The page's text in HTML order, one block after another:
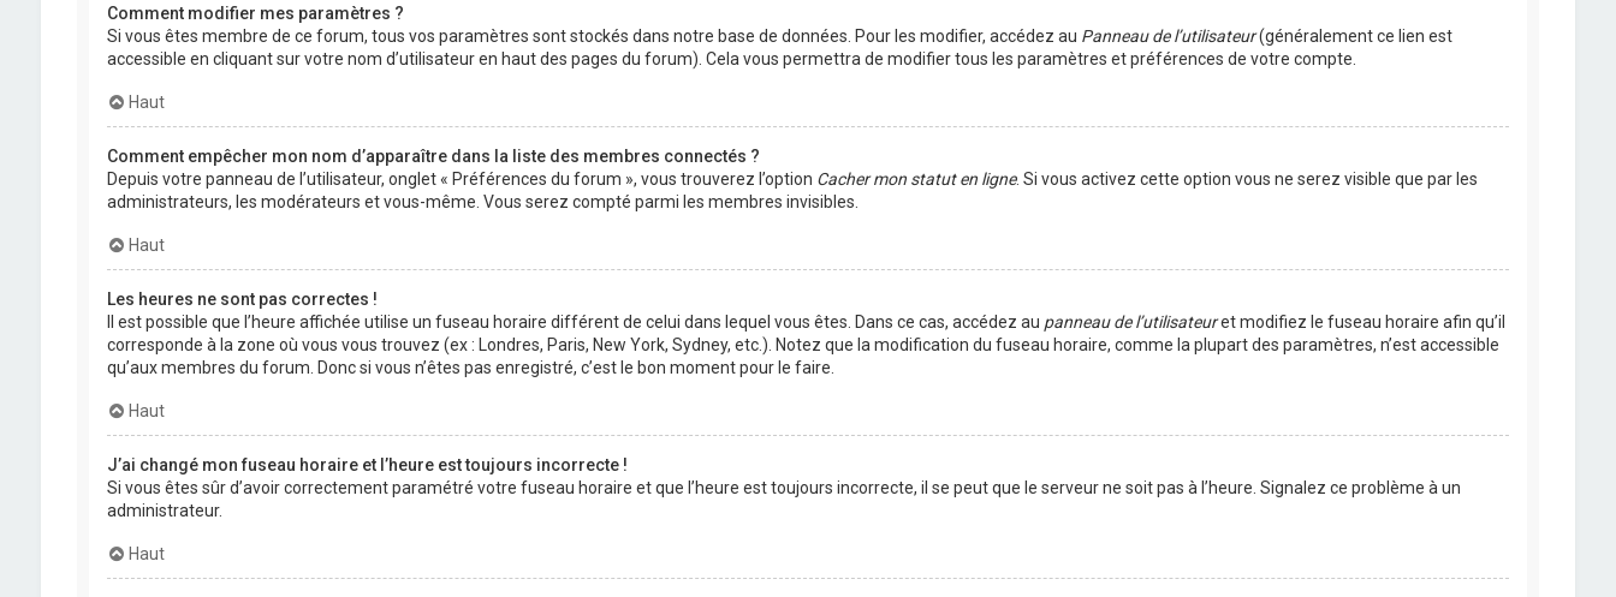
Comment modifier mes paramètres ?
Si vous êtes membre de ce forum, tous vos paramètres sont stockés dans notre base de données. Pour les modifier, accédez au Panneau de l’utilisateur(généralement ce lien est
accessible en cliquant sur votre nom d’utilisateur en haut des pages du forum). Cela vous permettra de modifier tous les paramètres et préférences de votre compte.
Haut
Comment empêcher mon nom d’apparaître dans la liste des membres connectés ?
Depuis votre panneau de l’utilisateur, onglet « Préférences du forum », vous trouverez l’option Cacher mon statut en ligne. Si vous activez cette option vous ne serez visible que par les
administrateurs, les modérateurs et vous-même. Vous serez compté parmi les membres invisibles.
Haut
Les heures ne sont pas correctes !
Il est possible que l’heure affichée utilise un fuseau horaire différent de celui dans lequel vous êtes. Dans ce cas, accédez au panneau de l’utilisateuret modifiez le fuseau horaire afin qu’il
corresponde à la zone où vous vous trouvez (ex : Londres, Paris, New York, Sydney, etc.). Notez que la modification du fuseau horaire, comme la plupart des paramètres, n’est accessible
qu’aux membres du forum. Donc si vous n’êtes pas enregistré, c’est le bon moment pour le faire.
Haut
J’ai changé mon fuseau horaire et l’heure est toujours incorrecte !
Si vous êtes sûr d’avoir correctement paramétré votre fuseau horaire et que l’heure est toujours incorrecte, il se peut que le serveur ne soit pas à l’heure. Signalez ce problème à un
administrateur.
Haut